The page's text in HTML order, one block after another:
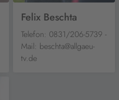
Felix Beschta
Telefon: 0831/206-5739 -
Mail: beschta@allgaeu-
tv.de